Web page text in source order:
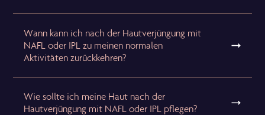
Wann kann ich nach der Hautverjüngung mit
NAFL oder IPL zu meinen normalen
Aktivitäten zurückkehren?
Wie sollte ich meine Haut nach der
Hautverjüngung mit NAFL oder IPL pflegen?